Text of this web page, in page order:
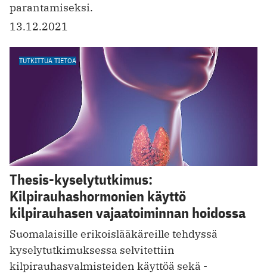
parantamiseksi.
13.12.2021
TUTKITTUA TIETOA
Thesis-kyselytutkimus:
Kilpirauhashormonien käyttö
kilpirauhasen vajaatoiminnan hoidossa
Suomalaisille erikoislääkäreille tehdyssä
kyselytutkimuksessa selvitettiin
kilpirauhasvalmisteiden käyttöä sekä ­